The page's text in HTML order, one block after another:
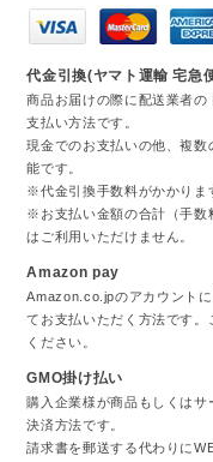
代金引換(ヤマト運輸 宅急
商品お届けの際に配送業者
支払い方法です。
現金でのお支払いの他、複
能です。
※代金引換手数料がかかりま
※お支払い金額の合計（手数
はご利用いただけません。
Amazon pay
Amazon.co.jpのアカウント
てお支払いただく方法です
ください。
GMO掛け払い
購入企業様が商品もしくはサ
決済方法です。
請求書を郵送する代わりに